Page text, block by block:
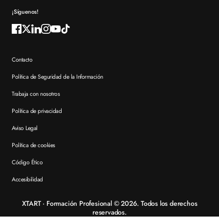
¡Síguenos!
Contacto
Política de Seguridad de la Información
Trabaja con nosotros
Política de privacidad
Aviso Legal
Política de cookies
Código Ético
Accesibilidad
XTART · Formación Profesional © 2026. Todos los derechos
reservados.